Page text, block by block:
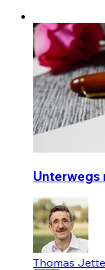
Unterwegs
Thomas